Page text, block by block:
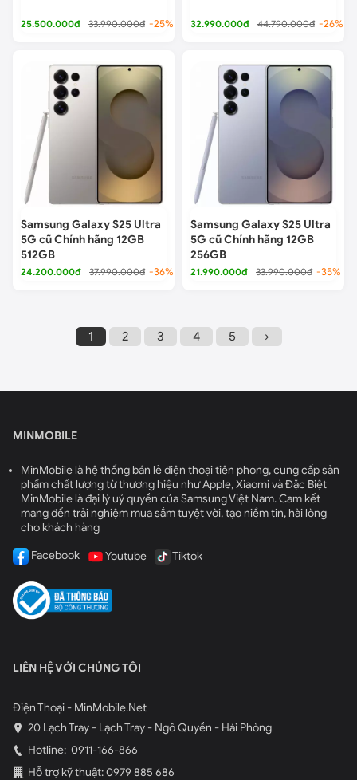
25.500.000đ 33.990.000đ -25% 32.990.000đ 44.790.000đ -26%
Samsung Galaxy S25 Ultra
5G cũ Chính hãng 12GB
512GB
24.200.000đ 37.990.000đ -36%
Samsung Galaxy S25 Ultra
5G cũ Chính hãng 12GB
256GB
21.990.000đ 33.990.000đ -35%
1 2 3 4 5 ›
MINMOBILE
MinMobile là hệ thống bán lẻ điện thoại tiên phong, cung cấp sản
phẩm chất lượng từ thương hiệu như Apple, Xiaomi và Đặc Biệt
MinMobile là đại lý uỷ quyền của Samsung Việt Nam. Cam kết
mang đến trải nghiệm mua sắm tuyệt vời, tạo niềm tin, hài lòng
cho khách hàng
Facebook Youtube Tiktok
LIÊN HỆ VỚI CHÚNG TÔI
Điện Thoại - MinMobile.Net
20 Lạch Tray - Lạch Tray - Ngô Quyền - Hải Phòng
Hotline: 0911-166-866
Hỗ trợ kỹ thuật: 0979 885 686